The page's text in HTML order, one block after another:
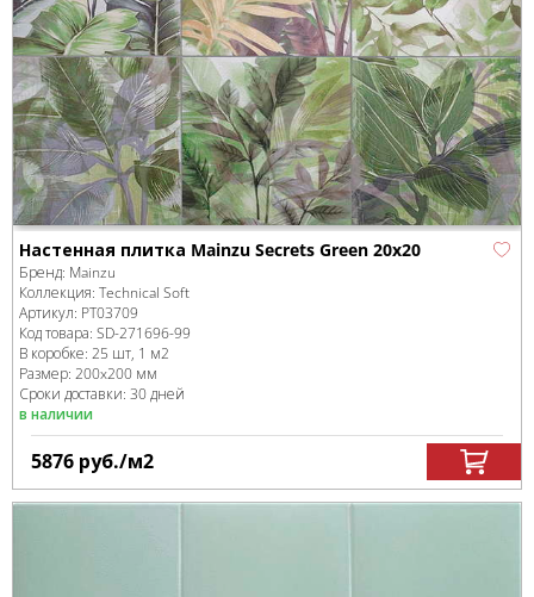
Настенная плитка Mainzu Secrets Green 20x20
Бренд: Mainzu
Коллекция: Technical Soft
Артикул: PT03709
Код товара: SD-271696-99
В коробке: 25 шт, 1 м2
Размер: 200x200 мм
Сроки доставки: 30 дней
в наличии
5876 руб./м2